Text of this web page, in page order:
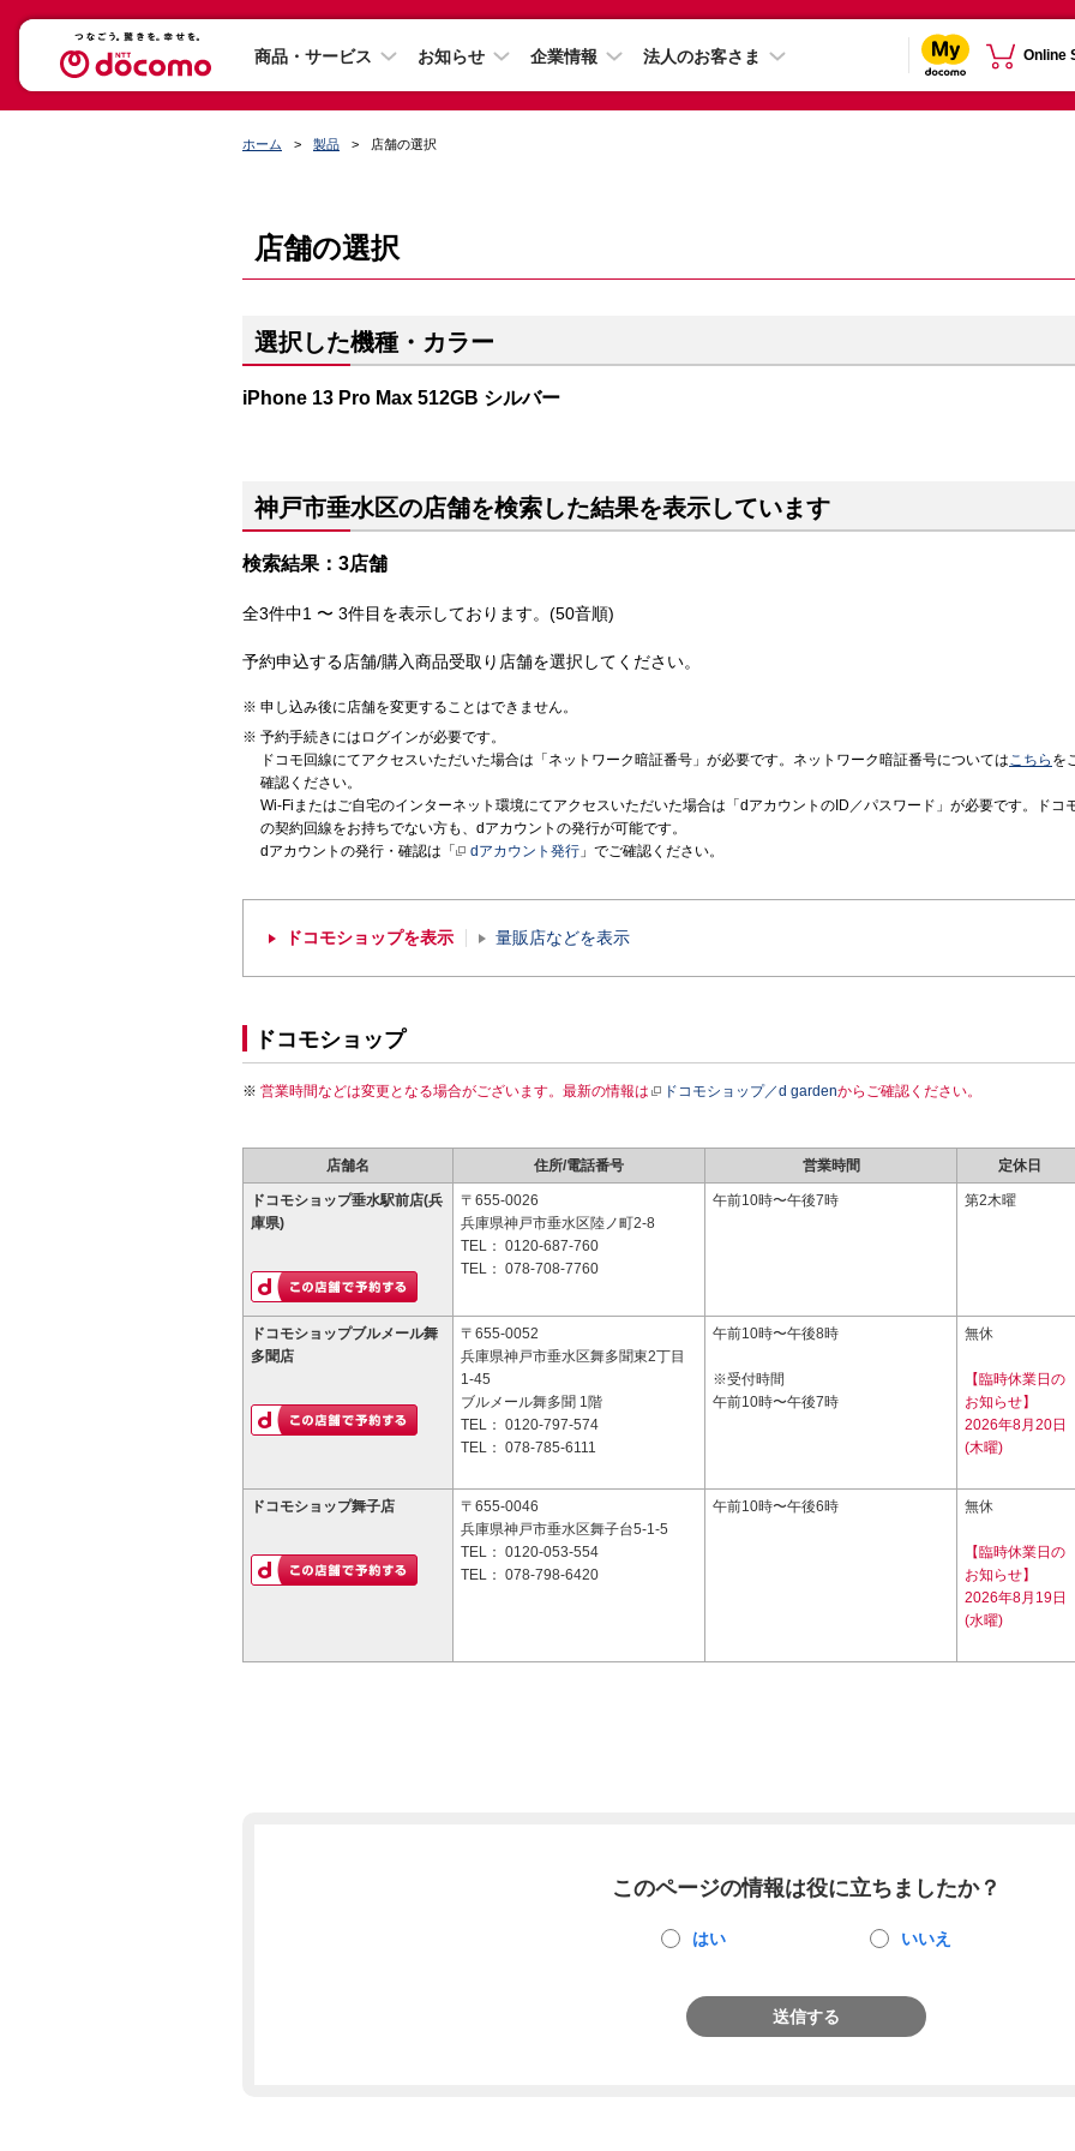
商品・サービス お知らせ 企業情報 法人のお客さま Online
ホーム 製品 店舗の選択
店舗の選択
選択した機種・カラー
iPhone 13 Pro Max 512GB シルバー
神戸市垂水区の店舗を検索した結果を表示しています
検索結果：3店舗
全3件中1 〜 3件目を表示しております。(50音順)
予約申込する店舗/購入商品受取り店舗を選択してください。
申し込み後に店舗を変更することはできません。
予約手続きにはログインが必要です。
ドコモ回線にてアクセスいただいた場合は「ネットワーク暗証番号」が必要です。ネットワーク暗証番号についてはこちら を
確認ください。
Wi-Fiまたはご自宅のインターネット環境にてアクセスいただいた場合は「dアカウントのID／パスワード」が必要です。ドコ
の契約回線をお持ちでない方も、dアカウントの発行が可能です。
dアカウントの発行・確認は「
dアカウント発行 」でご確認ください。
ドコモショップを表示 量販店などを表示
ドコモショップ
営業時間などは変更となる場合がございます。最新の情報は ドコモショップ／d gardenからご確認ください。
店舗名 住所/電話番号 営業時間 定休日
ドコモショップ垂水駅前店(兵
庫県)
〒655-0026
兵庫県神戸市垂水区陸ノ町2-8
TEL： 0120-687-760
TEL： 078-708-7760
午前10時〜午後7時 第2木曜
ドコモショップブルメール舞
多聞店
〒655-0052
兵庫県神戸市垂水区舞多聞東2丁目
1-45
ブルメール舞多聞 1階
TEL： 0120-797-574
TEL： 078-785-6111
午前10時〜午後8時
※受付時間
午前10時〜午後7時
無休
【臨時休業日の
お知らせ】
2026年8月20日
(木曜)
ドコモショップ舞子店
〒655-0046
兵庫県神戸市垂水区舞子台5-1-5
TEL： 0120-053-554
TEL： 078-798-6420
午前10時〜午後6時 無休
【臨時休業日の
お知らせ】
2026年8月19日
(水曜)
このページの情報は役に立ちましたか？
はい いいえ
送信する